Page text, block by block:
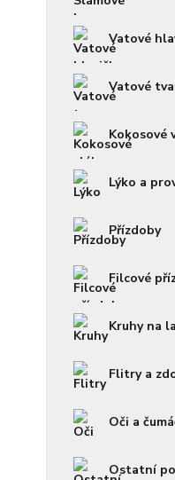
Vatové
Vatové
Kokosové
Lýko a
Přízdoby
Filcové
Kruhy na
Flitry a
Oči a
Ostatní